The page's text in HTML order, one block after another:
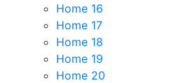
Home 16
Home 17
Home 18
Home 19
Home 20